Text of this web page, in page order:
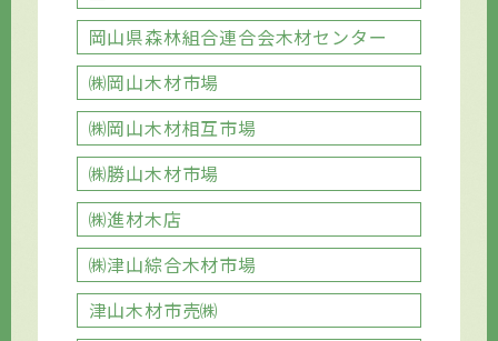
岡山県森林組合連合会木材センター
㈱岡山木材市場
㈱岡山木材相互市場
㈱勝山木材市場
㈱進材木店
㈱津山綜合木材市場
津山木材市売㈱